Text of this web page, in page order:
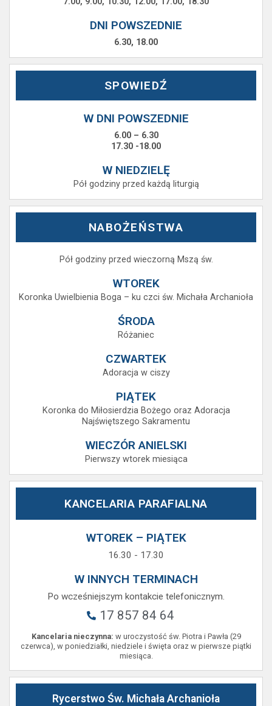
DNI POWSZEDNIE
6.30, 18.00
SPOWIEDŹ
W DNI POWSZEDNIE
6.00 – 6.30
17.30 -18.00
W NIEDZIELĘ
Pół godziny przed każdą liturgią
NABOŻEŃSTWA
Pół godziny przed wieczorną Mszą św.
WTOREK
Koronka Uwielbienia Boga – ku czci św. Michała Archanioła
ŚRODA
Różaniec
CZWARTEK
Adoracja w ciszy
PIĄTEK
Koronka do Miłosierdzia Bożego oraz Adoracja
Najświętszego Sakramentu
WIECZÓR ANIELSKI
Pierwszy wtorek miesiąca
KANCELARIA PARAFIALNA
WTOREK – PIĄTEK
16.30 - 17.30
W INNYCH TERMINACH
Po wcześniejszym kontakcie telefonicznym.
17 857 84 64
Kancelaria nieczynna: w uroczystość św. Piotra i Pawła (29
czerwca), w poniedziałki, niedziele i święta oraz w pierwsze piątki
miesiąca.
Rycerstwo Św. Michała Archanioła